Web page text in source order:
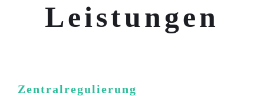
Leistungen
Zentralregulierung